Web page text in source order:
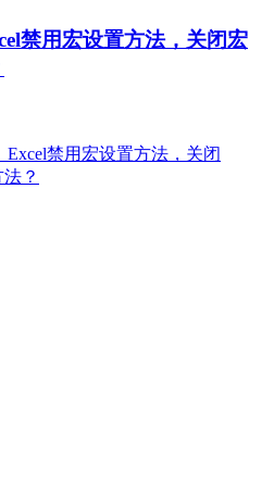
禁用宏设置方法，关闭宏